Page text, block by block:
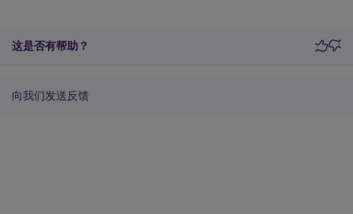
这是否有帮助？
向我们发送反馈